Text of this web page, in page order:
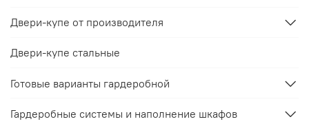
Двери-купе от производителя
Двери-купе стальные
Готовые варианты гардеробной
Гардеробные системы и наполнение шкафов